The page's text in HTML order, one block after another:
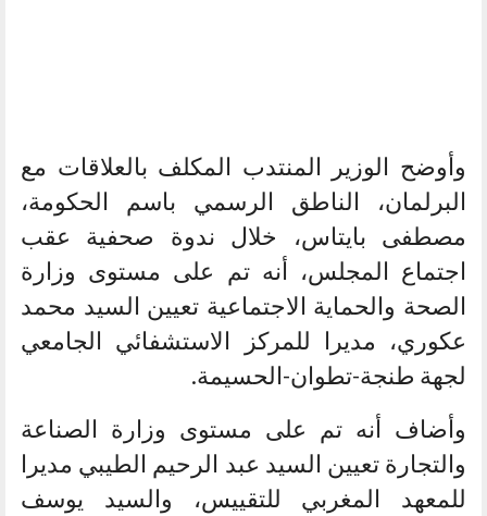
وأوضح الوزير المنتدب المكلف بالعلاقات مع
البرلمان، الناطق الرسمي باسم الحكومة،
مصطفى بايتاس، خلال ندوة صحفية عقب
اجتماع المجلس، أنه تم على مستوى وزارة
الصحة والحماية الاجتماعية تعيين السيد محمد
عكوري، مديرا للمركز الاستشفائي الجامعي
لجهة طنجة-تطوان-الحسيمة.
وأضاف أنه تم على مستوى وزارة الصناعة
والتجارة تعيين السيد عبد الرحيم الطيبي مديرا
للمعهد المغربي للتقييس، والسيد يوسف